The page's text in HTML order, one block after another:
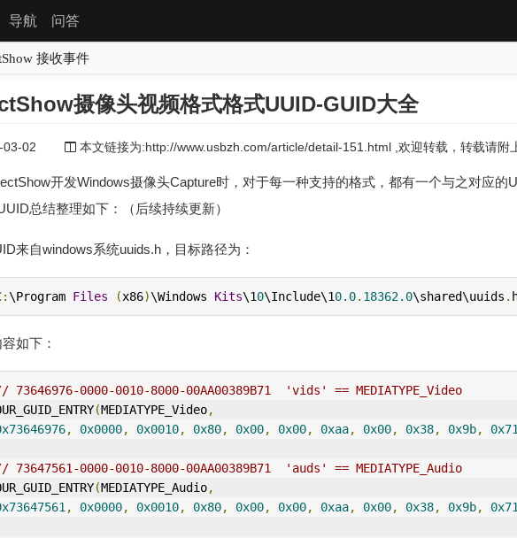
导航 问答
接收事件
摄像头视频格式格式UUID-GUID大全
02 本文链接为:http://www.usbzh.com/article/detail-151.html ,欢迎转载，转载请附
开发Windows摄像头Capture时，对于每一种支持的格式，都有一个与之对应的
总结整理如下：（后续持续更新）
来自windows系统uuids.h，目标路径为：
:\Program Files (x86)\Windows Kits\10\Include\10.0. 18362.0\shared\uuids .
如下：
73646976-0000-0010-8000-00AA00389B71  'vids' == MEDIATYPE_Video
(MEDIATYPE_Video,
, 0x0000, 0x0010, 0x80, 0x00, 0x00, 0xaa, 0x00, 0x38, 0x9b, 0x71
73647561-0000-0010-8000-00AA00389B71  'auds' == MEDIATYPE_Audio
(MEDIATYPE_Audio,
, 0x0000, 0x0010, 0x80, 0x00, 0x00, 0xaa, 0x00, 0x38, 0x9b, 0x71